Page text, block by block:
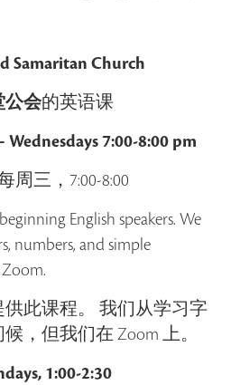
Samaritan Church
公会的英语课
Wednesdays 7:00-8:00 pm
周三，7:00-8:00
English speakers. We
numbers, and simple
Zoom.
此课程。 我们从学习字
，但我们在 Zoom 上。
1:00-2:30